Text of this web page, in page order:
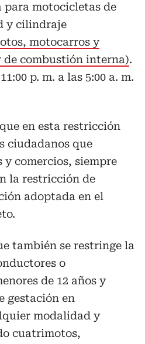
motocicletas de
y cilindraje
motocarros y
combustión interna).
p. m. a las 5:00 a. m.
en esta restricción
ciudadanos que
y comercios, siempre
la restricción de
adoptada en el
también se restringe la
o
de 12 años y
gestación en
modalidad y
cuatrimotos,